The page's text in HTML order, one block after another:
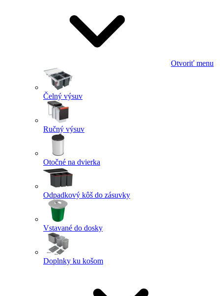
Otvoriť menu
Čelný výsuv
Ručný výsuv
Otočné na dvierka
Odpadkový kôš do zásuvky
Vstavané do dosky
Doplnky ku košom